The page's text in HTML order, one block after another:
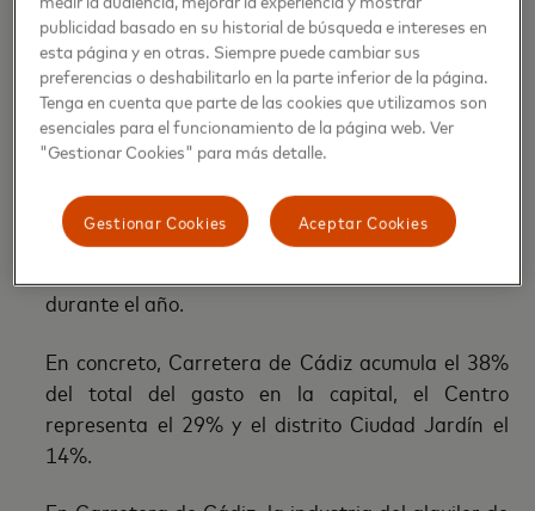
Carretera de Cádiz, Centro y Ciudad Jardín
El informe también hace una radiografía del
gasto turístico por distritos de la capital en 2023
Carretera de Cádiz, Centro y Ciudad Jardín;
juntos acumulan el 81% del gasto turístico total
durante el año.
En concreto, Carretera de Cádiz acumula el 38%
del total del gasto en la capital, el Centro
representa el 29% y el distrito Ciudad Jardín el
14%.
publicidad basado en su historial de búsqueda e intereses en
esta página y en otras. Siempre puede cambiar sus
preferencias o deshabilitarlo en la parte inferior de la página.
Tenga en cuenta que parte de las cookies que utilizamos son
esenciales para el funcionamiento de la página web. Ver
"Gestionar Cookies" para más detalle.
Aceptar Cookies
Gestionar Cookies